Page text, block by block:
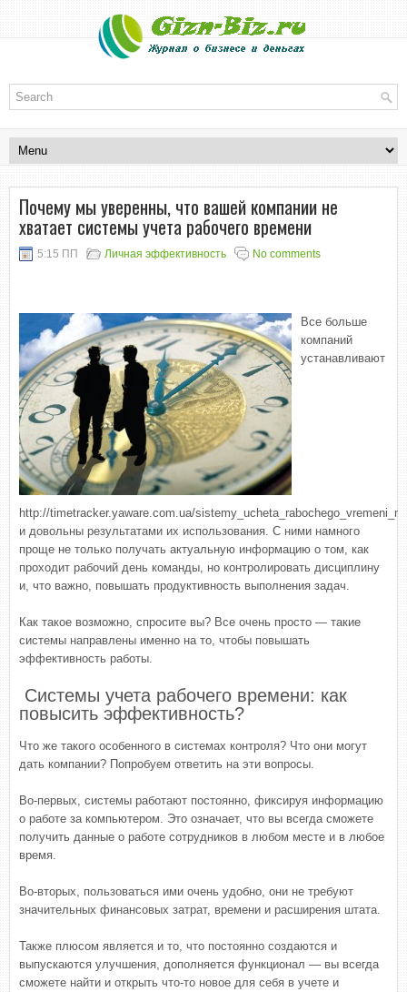
Почему мы уверенны, что вашей компании не
хватает системы учета рабочего времени
5:15 ПП Личная эффективность No comments
Все больше
компаний
устанавливают
http://timetracker.yaware.com.ua/
и довольны результатами их использования. С ними намного
проще не только получать актуальную информацию о том, как
проходит рабочий день команды, но контролировать дисциплину
и, что важно, повышать продуктивность выполнения задач.
Как такое возможно, спросите вы? Все очень просто — такие
системы направлены именно на то, чтобы повышать
эффективность работы.
Системы учета рабочего времени: как
повысить эффективность?
Что же такого особенного в системах контроля? Что они могут
дать компании? Попробуем ответить на эти вопросы.
Во-первых, системы работают постоянно, фиксируя информацию
о работе за компьютером. Это означает, что вы всегда сможете
получить данные о работе сотрудников в любом месте и в любое
время.
Во-вторых, пользоваться ими очень удобно, они не требуют
значительных финансовых затрат, времени и расширения штата.
Также плюсом является и то, что постоянно создаются и
выпускаются улучшения, дополняется функционал — вы всегда
сможете найти и открыть что-то новое для себя в учете и